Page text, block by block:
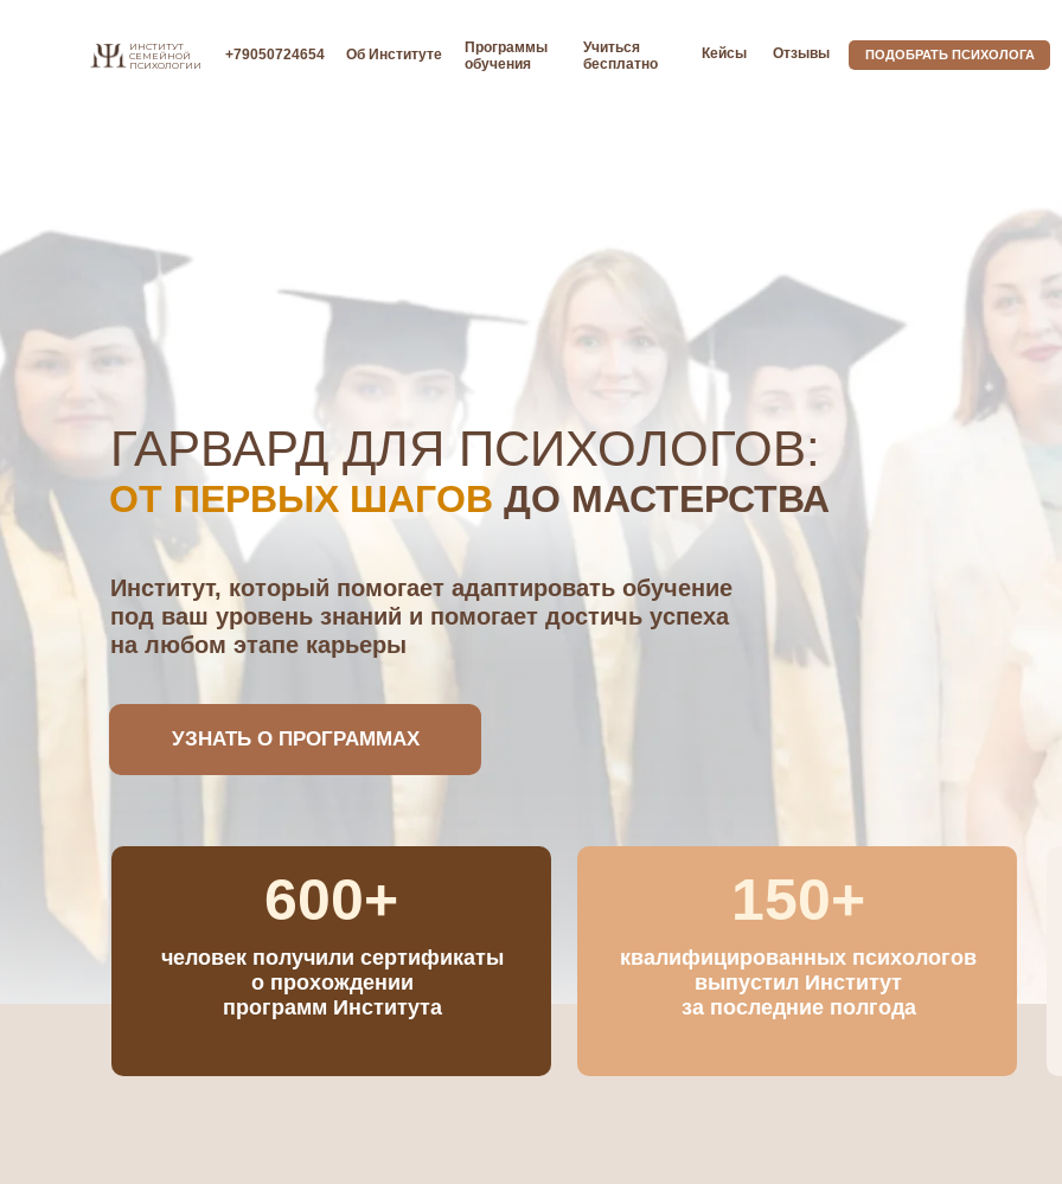
+79050724654 Об Институте
Программы
обучения
Учиться
бесплатно
Кейсы Отзывы ПОДОБРАТЬ ПСИХОЛОГА
ИНСТИТУТ
СЕМЕЙНОЙ
ПСИХОЛОГИИ
ГАРВАРД ДЛЯ ПСИХОЛОГОВ:
ОТ ПЕРВЫХ ШАГОВ ДО МАСТЕРСТВА
Институт, который помогает адаптировать обучение
под ваш уровень знаний и помогает достичь успеха
на любом этапе карьеры
УЗНАТЬ О ПРОГРАММАХ
человек получили сертификаты
о прохождении
программ Института
квалифицированных психологов
выпустил Институт
за последние полгода
150+
600+